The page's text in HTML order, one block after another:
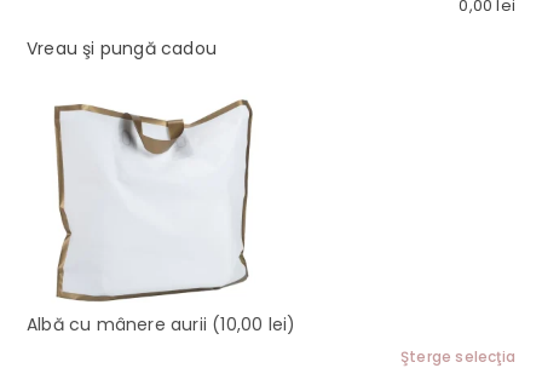
0,00lei
Vreau şi pungă cadou
Albă cu mânere aurii (10,00 lei)
Şterge selecţia